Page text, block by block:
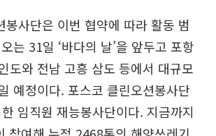
봉사단은 이번 협약에 따라 활동 범
는 31일 ‘바다의 날’을 앞두고 포항
도와 전남 고흥 삼도 등에서 대규모
예정이다. 포스코 클린오션봉사단
임직원 재능봉사단이다. 지금까지